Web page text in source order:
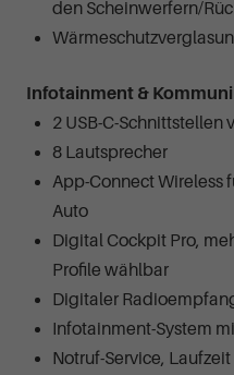
den Scheinwerfern/
Infotainment &
2 USB-C-Schnittstellen
8 Lautsprecher
App-Connect Wireless
Auto
Digital Cockpit Pro,
Profile wählbar
Digitaler
Infotainment-System
Notruf-Service,